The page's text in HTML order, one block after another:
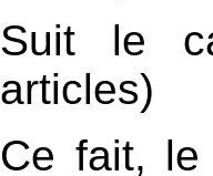
Suit le
articles)
Ce fait, le